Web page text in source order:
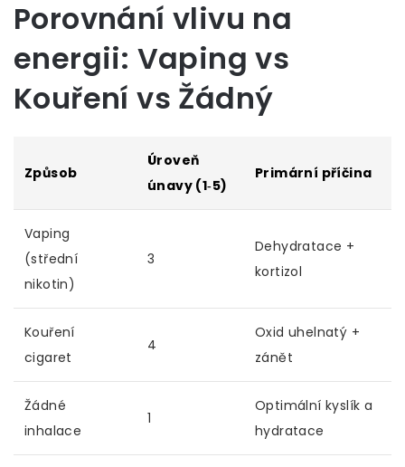
Porovnání vlivu na
energii: Vaping vs
Kouření vs Žádný
Způsob
Úroveň
únavy (1‑5)
Primární příčina
Vaping
(střední
nikotin)
3
Dehydratace +
kortizol
Kouření
cigaret
4
Oxid uhelnatý +
zánět
Žádné
inhalace
1
Optimální kyslík a
hydratace